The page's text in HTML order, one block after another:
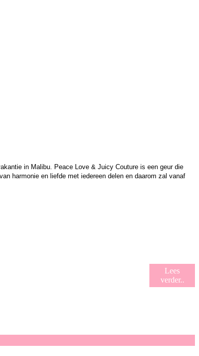
in Malibu. Peace Love & Juicy Couture is een geur die
harmonie en liefde met iedereen delen en daarom zal vanaf
Lees
verder..